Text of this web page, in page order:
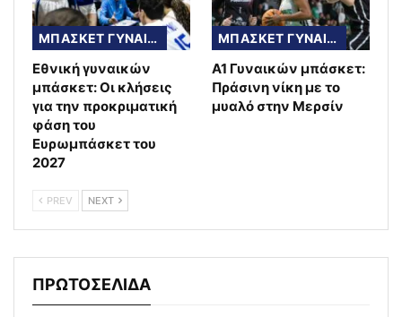
ΜΠΑΣΚΕΤ ΓΥΝΑΙΚΩΝ
Εθνική γυναικών
μπάσκετ: Οι κλήσεις
για την προκριματική
φάση του
Ευρωμπάσκετ του
2027
ΜΠΑΣΚΕΤ ΓΥΝΑΙΚΩΝ
A1 Γυναικών μπάσκετ:
Πράσινη νίκη με το
μυαλό στην Μερσίν
PREV NEXT
ΠΡΩΤΟΣΕΛΙΔΑ